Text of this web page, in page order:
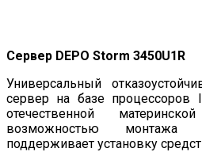
Сервер DEPO Storm 3450U1R
Универсальный
сервер на базе
отечественной
возможностью
поддерживает установку